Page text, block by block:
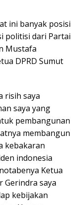
ini banyak posisi
politisi dari Partai
Mustafa
DPRD Sumut
risih saya
saya yang
pembangunan
membangun
kebakaran
indonesia
Ketua
Gerindra saya
kebijakan